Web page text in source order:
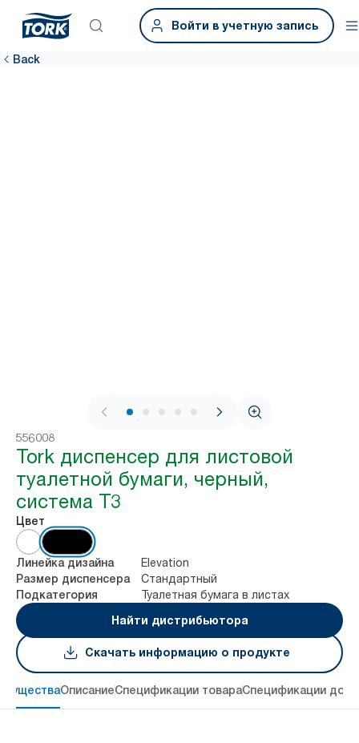
Войти в учетную запись
Back
1 / 7
556008
Tork диспенсер для листовой
туалетной бумаги, черный,
система T3
Цвет
Линейка дизайна Elevation
Размер диспенсера Стандартный
Подкатегория
Туалетная бумага в листах
Найти дистрибьютора
Скачать информацию о продукте
ОписаниеСпецификации товараСпецификации